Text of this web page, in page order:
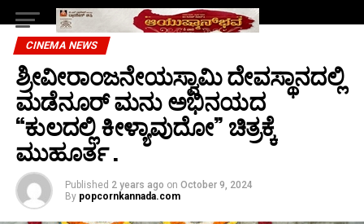
CINEMA NEWS
ಶ್ರೀವೀರಾಂಜನೇಯಸ್ವಾಮಿ ದೇವಸ್ಥಾನದಲ್ಲಿ
ಮಡೆನೂರ್ ಮನು ಅಭಿನಯದ
“ಕುಲದಲ್ಲಿ ಕೀಳ್ಯಾವುದೋ” ಚಿತ್ರಕ್ಕೆ
ಮುಹೂರ್ತ .
Published 2 years ago on October 9, 2024
By popcornkannada.com